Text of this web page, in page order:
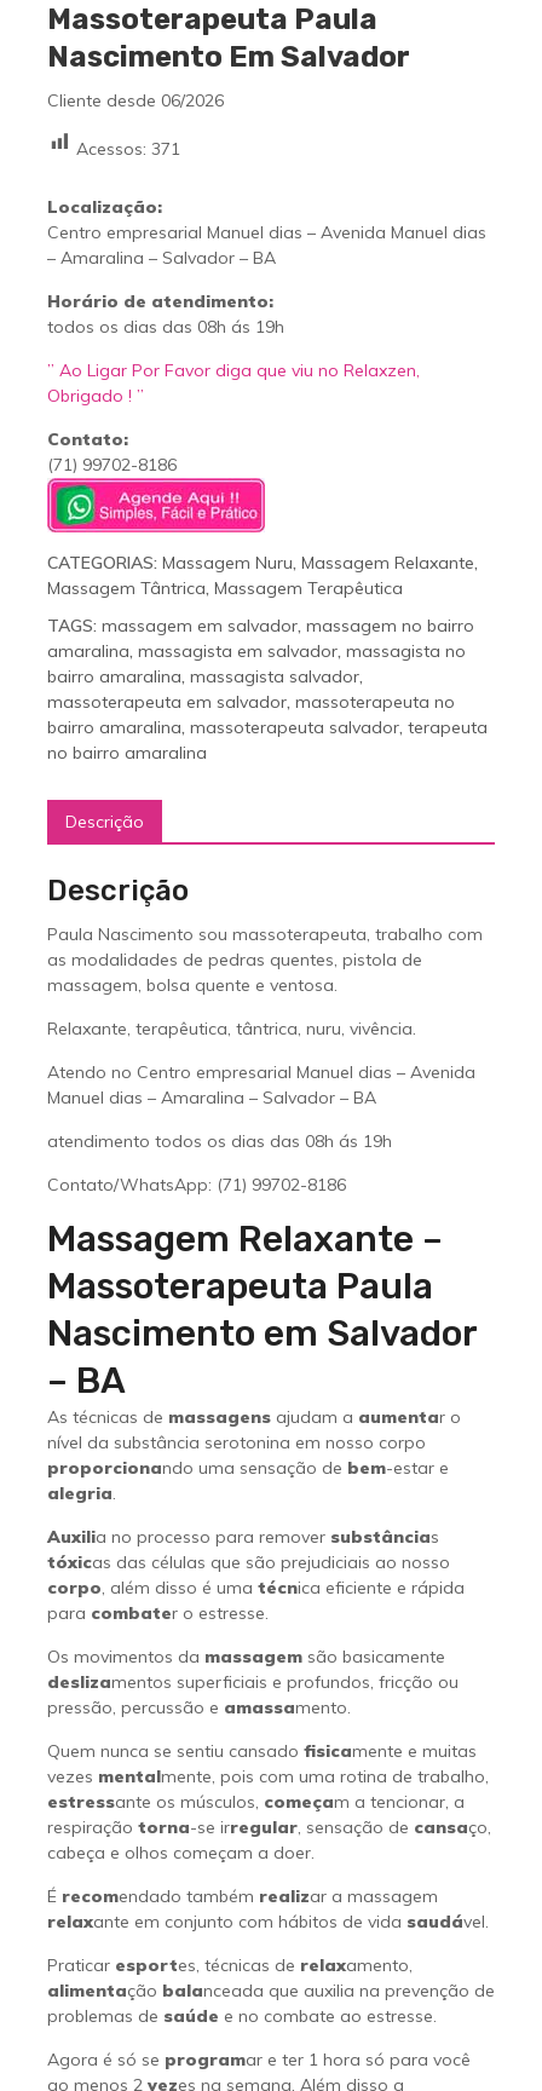
Massoterapeuta Paula
Nascimento Em Salvador
Cliente desde 06/2026
Acessos: 371
Localização:
Centro empresarial Manuel dias – Avenida Manuel dias
– Amaralina – Salvador – BA
Horário de atendimento:
todos os dias das 08h ás 19h
” Ao Ligar Por Favor diga que viu no Relaxzen,
Obrigado ! ”
Contato:
(71) 99702-8186
CATEGORIAS: Massagem Nuru, Massagem Relaxante,
Massagem Tântrica, Massagem Terapêutica
TAGS: massagem em salvador, massagem no bairro
amaralina, massagista em salvador, massagista no
bairro amaralina, massagista salvador,
massoterapeuta em salvador, massoterapeuta no
bairro amaralina, massoterapeuta salvador, terapeuta
no bairro amaralina
Descrição
Descrição
Paula Nascimento sou massoterapeuta, trabalho com
as modalidades de pedras quentes, pistola de
massagem, bolsa quente e ventosa.
Relaxante, terapêutica, tântrica, nuru, vivência.
Atendo no Centro empresarial Manuel dias – Avenida
Manuel dias – Amaralina – Salvador – BA
atendimento todos os dias das 08h ás 19h
Contato/WhatsApp: (71) 99702-8186
Massagem Relaxante –
Massoterapeuta Paula
Nascimento em Salvador
– BA
As técnicas de massagensajudam a aumentar o
nível da substância serotonina em nosso corpo
proporcionando uma sensação de bem-estar e
alegria.
Auxilia no processo para remover substâncias
tóxicas das células que são prejudiciais ao nosso
corpo, além disso é uma técnica eficiente e rápida
para combater o estresse.
Os movimentos da massagemsão basicamente
deslizamentos superficiais e profundos, fricção ou
pressão, percussão e amassamento.
Quem nunca se sentiu cansado fisicamente e muitas
vezes mentalmente, pois com uma rotina de trabalho,
estressante os músculos, começam a tencionar, a
respiração torna-se irregular, sensação de cansaço,
cabeça e olhos começam a doer.
É recomendado também realizar a massagem
relaxante em conjunto com hábitos de vida saudável.
Praticar esportes, técnicas de relaxamento,
alimentação balanceada que auxilia na prevenção de
problemas de saúde e no combate ao estresse.
Agora é só se programar e ter 1 hora só para você
ao menos 2 vezes na semana, Além disso a